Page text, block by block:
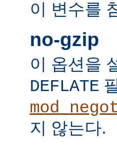
이 변수를
no-gzip
이 옵션을
DEFLATE
지 않는다.